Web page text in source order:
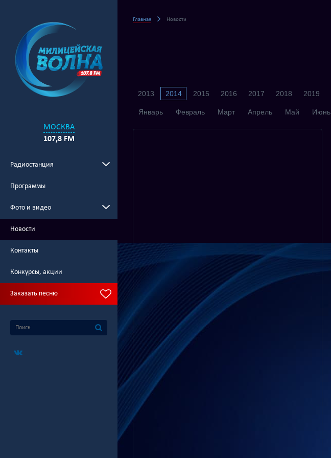
МОСКВА
107,8 FM
Радиостанция
Программы
Фото и видео
Новости
Контакты
Конкурсы, акции
Заказать песню
Главная Новости
2013 2014 2015 2016 2017 2018 2019
Январь Февраль Март Апрель Май Июнь